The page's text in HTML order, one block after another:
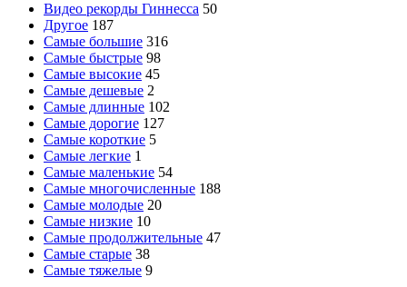
Видео рекорды Гиннесса 50
Другое 187
Самые большие 316
Самые быстрые 98
Самые высокие 45
Самые дешевые 2
Самые длинные 102
Самые дорогие 127
Самые короткие 5
Самые легкие 1
Самые маленькие 54
Самые многочисленные 188
Самые молодые 20
Самые низкие 10
Самые продолжительные 47
Самые старые 38
Самые тяжелые 9